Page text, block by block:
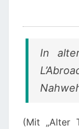
In
(Mit „Alter